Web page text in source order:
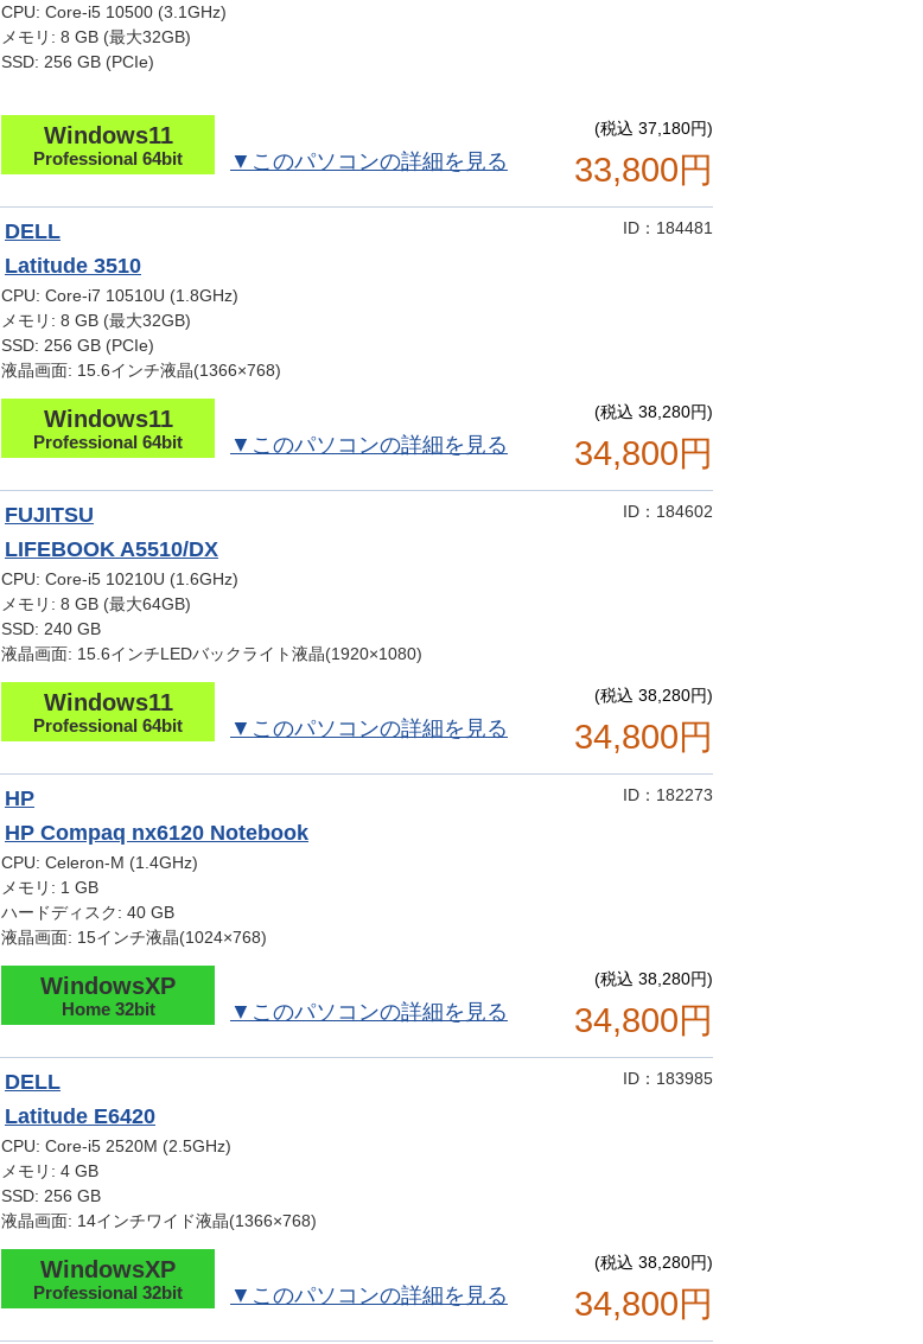
CPU: Core-i5 10500 (3.1GHz)
メモリ: 8 GB (最大32GB)
SSD: 256 GB (PCIe)
Windows11
Professional 64bit ▼このパソコンの詳細を見る
(税込 37,180円)
33,800円
DELL ID：184481
Latitude 3510
CPU: Core-i7 10510U (1.8GHz)
メモリ: 8 GB (最大32GB)
SSD: 256 GB (PCIe)
液晶画面: 15.6インチ液晶(1366×768)
Windows11
Professional 64bit ▼このパソコンの詳細を見る
(税込 38,280円)
34,800円
FUJITSU ID：184602
LIFEBOOK A5510/DX
CPU: Core-i5 10210U (1.6GHz)
メモリ: 8 GB (最大64GB)
SSD: 240 GB
液晶画面: 15.6インチLEDバックライト液晶(1920×1080)
Windows11
Professional 64bit ▼このパソコンの詳細を見る
(税込 38,280円)
34,800円
HP ID：182273
HP Compaq nx6120 Notebook
CPU: Celeron-M (1.4GHz)
メモリ: 1 GB
ハードディスク: 40 GB
液晶画面: 15インチ液晶(1024×768)
WindowsXP
Home 32bit ▼このパソコンの詳細を見る
(税込 38,280円)
34,800円
DELL ID：183985
Latitude E6420
CPU: Core-i5 2520M (2.5GHz)
メモリ: 4 GB
SSD: 256 GB
液晶画面: 14インチワイド液晶(1366×768)
WindowsXP
Professional 32bit ▼このパソコンの詳細を見る
(税込 38,280円)
34,800円